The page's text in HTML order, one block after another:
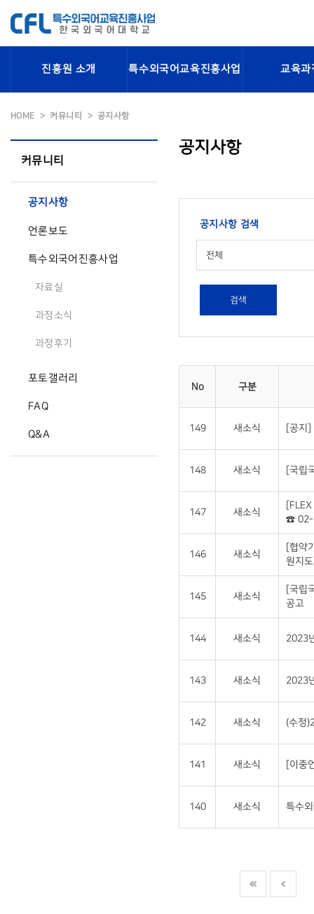
진흥원 소개 특수외국어교육진흥사업 교육과
HOME 커뮤니티 공지사항
커뮤니티
공지사항
언론보도
특수외국어진흥사업
자료실
과정소식
과정후기
포토갤러리
FAQ
Q&A
공지사항
공지사항 검색
전체
검색
No 구분
149 새소식 [공지]
148 새소식 [국립
147 새소식
☎ 02-
146 새소식
[협약
원지
145 새소식
[국립
공고
144 새소식 2023
143 새소식 2023
142 새소식 (수정
141 새소식 [이중
140 새소식 특수